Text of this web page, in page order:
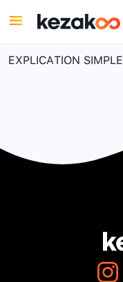
EXPLICATION SIMPLE